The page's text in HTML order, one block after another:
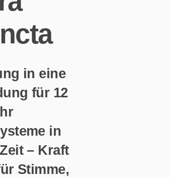
in eine
für 12
in
– Kraft
Stimme,